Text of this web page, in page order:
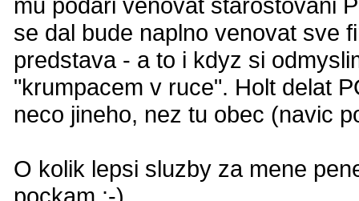
se dal bude naplno venovat sve
predstava - a to i kdyz si
"krumpacem v ruce". Holt delat
neco jineho, nez tu obec (navic
O kolik lepsi sluzby za mene